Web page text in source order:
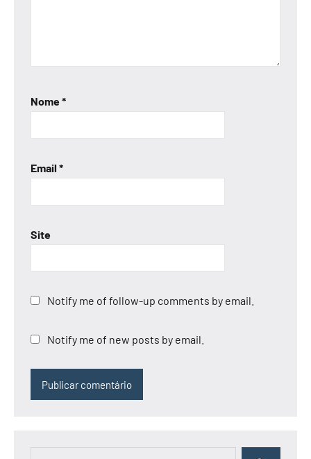
Nome*
Email *
Site
Notify me of follow-up comments by email.
Notify me of new posts by email.